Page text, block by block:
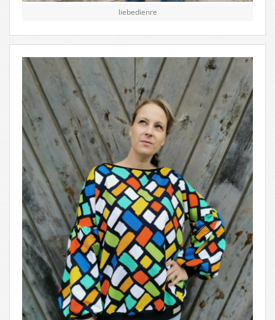
liebedienre